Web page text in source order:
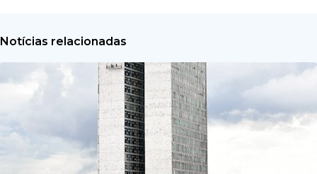
Notícias relacionadas